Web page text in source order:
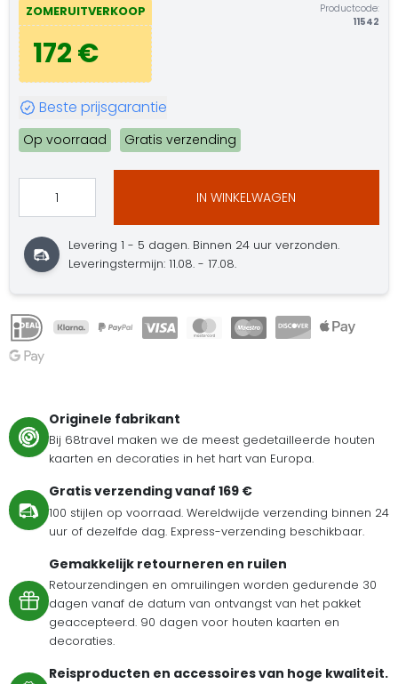
ZOMERUITVERKOOP
172 €
Productcode:
11542
Beste prijsgarantie
Op voorraad Gratis verzending
IN WINKELWAGEN
Levering 1 - 5 dagen. Binnen 24 uur verzonden.
Leveringstermijn: 11.08. - 17.08.
Originele fabrikant
Bij 68travel maken we de meest gedetailleerde houten
kaarten en decoraties in het hart van Europa.
Gratis verzending vanaf 169 €
100 stijlen op voorraad. Wereldwijde verzending binnen 24
uur of dezelfde dag. Express-verzending beschikbaar.
Gemakkelijk retourneren en ruilen
Retourzendingen en omruilingen worden gedurende 30
dagen vanaf de datum van ontvangst van het pakket
geaccepteerd. 90 dagen voor houten kaarten en
decoraties.
Reisproducten en accessoires van hoge kwaliteit.